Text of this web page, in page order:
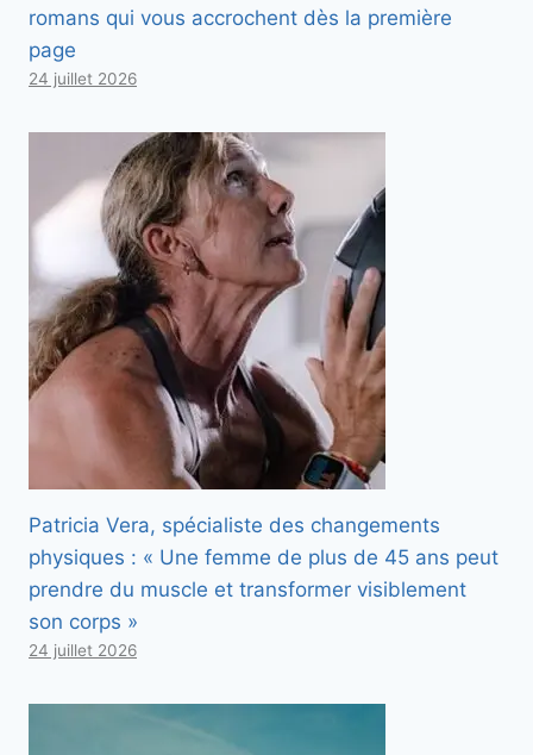
romans qui vous accrochent dès la première
page
24 juillet 2026
Patricia Vera, spécialiste des changements
physiques : « Une femme de plus de 45 ans peut
prendre du muscle et transformer visiblement
son corps »
24 juillet 2026